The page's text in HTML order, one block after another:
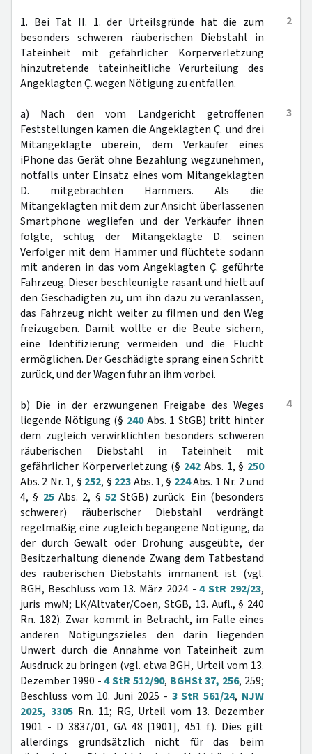
2
1. Bei Tat II. 1. der Urteilsgründe hat die zum
besonders schweren räuberischen Diebstahl in
Tateinheit mit gefährlicher Körperverletzung
hinzutretende tateinheitliche Verurteilung des
Angeklagten Ç. wegen Nötigung zu entfallen.
3
a) Nach den vom Landgericht getroffenen
Feststellungen kamen die Angeklagten Ç. und drei
Mitangeklagte überein, dem Verkäufer eines
iPhone das Gerät ohne Bezahlung wegzunehmen,
notfalls unter Einsatz eines vom Mitangeklagten
D. mitgebrachten Hammers. Als die
Mitangeklagten mit dem zur Ansicht überlassenen
Smartphone wegliefen und der Verkäufer ihnen
folgte, schlug der Mitangeklagte D. seinen
Verfolger mit dem Hammer und flüchtete sodann
mit anderen in das vom Angeklagten Ç. geführte
Fahrzeug. Dieser beschleunigte rasant und hielt auf
den Geschädigten zu, um ihn dazu zu veranlassen,
das Fahrzeug nicht weiter zu filmen und den Weg
freizugeben. Damit wollte er die Beute sichern,
eine Identifizierung vermeiden und die Flucht
ermöglichen. Der Geschädigte sprang einen Schritt
zurück, und der Wagen fuhr an ihm vorbei.
4
b) Die in der erzwungenen Freigabe des Weges
liegende Nötigung (§ 240Abs. 1 StGB) tritt hinter
dem zugleich verwirklichten besonders schweren
räuberischen Diebstahl in Tateinheit mit
gefährlicher Körperverletzung (§ 242 Abs. 1, § 250
Abs. 2 Nr. 1, § 252, § 223Abs. 1, § 224Abs. 1 Nr. 2 und
4, § 25Abs. 2, § 52StGB) zurück. Ein (besonders
schwerer) räuberischer Diebstahl verdrängt
regelmäßig eine zugleich begangene Nötigung, da
der durch Gewalt oder Drohung ausgeübte, der
Besitzerhaltung dienende Zwang dem Tatbestand
des räuberischen Diebstahls immanent ist (vgl.
BGH, Beschluss vom 13. März 2024 -4 StR 292/23,
juris mwN; LK/Altvater/Coen, StGB, 13. Aufl., § 240
Rn. 182). Zwar kommt in Betracht, im Falle eines
anderen Nötigungszieles den darin liegenden
Unwert durch die Annahme von Tateinheit zum
Ausdruck zu bringen (vgl. etwa BGH, Urteil vom 13.
Dezember 1990 -4 StR 512/90, BGHSt 37, 256, 259;
Beschluss vom 10. Juni 2025 - 3 StR 561/24, NJW
2025, 3305Rn. 11; RG, Urteil vom 13. Dezember
1901 - D 3837/01, GA 48 [1901], 451 f.). Dies gilt
allerdings grundsätzlich nicht für das beim